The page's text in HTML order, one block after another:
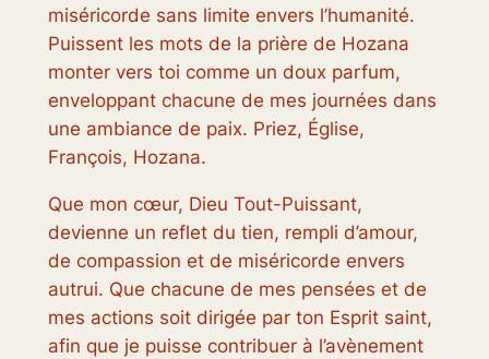
miséricorde sans limite envers l’humanité.
Puissent les mots de la prière de Hozana
monter vers toi comme un doux parfum,
enveloppant chacune de mes journées dans
une ambiance de paix. Priez, Église,
François, Hozana.
Que mon cœur, Dieu Tout-Puissant,
devienne un reflet du tien, rempli d’amour,
de compassion et de miséricorde envers
autrui. Que chacune de mes pensées et de
mes actions soit dirigée par ton Esprit saint,
afin que je puisse contribuer à l’avènement